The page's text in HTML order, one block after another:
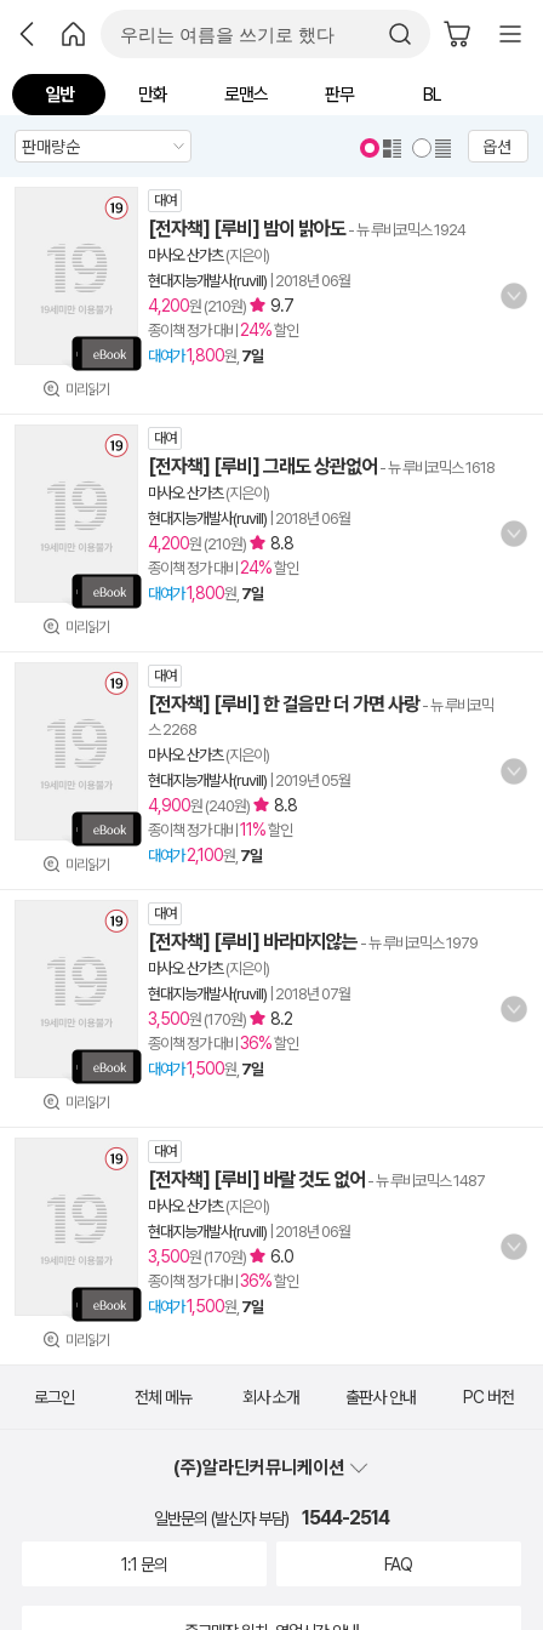
일반 만화 로맨스 판무 BL
옵션
미리읽기
대여
[전자책] [루비] 밤이 밝아도- 뉴 루비코믹스 1924
마사오 산가츠(지은이)
현대지능개발사(ruvill) 2018년 06월
4,200원 (210원) 9.7
종이책 정가 대비 24%할인
대여가1,800원, 7일
미리읽기
대여
[전자책] [루비] 그래도 상관없어 - 뉴 루비코믹스 1618
마사오 산가츠(지은이)
현대지능개발사(ruvill) 2018년 06월
4,200원 (210원) 8.8
종이책 정가 대비 24%할인
대여가1,800원, 7일
미리읽기
대여
[전자책] [루비] 한 걸음만 더 가면 사랑- 뉴 루비코믹
스 2268
마사오 산가츠(지은이)
현대지능개발사(ruvill) 2019년 05월
4,900원 (240원) 8.8
종이책 정가 대비 11%할인
대여가 2,100원, 7일
미리읽기
대여
[전자책] [루비] 바라마지않는 - 뉴 루비코믹스 1979
마사오 산가츠(지은이)
현대지능개발사(ruvill) 2018년 07월
3,500원 (170원) 8.2
종이책 정가 대비 36%할인
대여가1,500원, 7일
미리읽기
대여
[전자책] [루비] 바랄 것도 없어 - 뉴 루비코믹스 1487
마사오 산가츠(지은이)
현대지능개발사(ruvill) 2018년 06월
3,500원 (170원) 6.0
종이책 정가 대비 36%할인
대여가1,500원, 7일
로그인 전체 메뉴 회사 소개 출판사 안내 PC 버전
(주)알라딘커뮤니케이션
일반문의 (발신자 부담) 1544-2514
1:1 문의 FAQ